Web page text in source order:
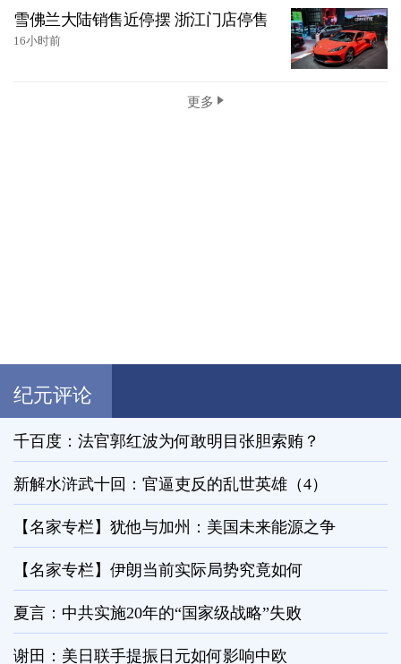
雪佛兰大陆销售近停摆 浙江门店停售
16小时前
更多
纪元评论
千百度：法官郭红波为何敢明目张胆索贿？
新解水浒武十回：官逼吏反的乱世英雄（4）
【名家专栏】犹他与加州：美国未来能源之争
【名家专栏】伊朗当前实际局势究竟如何
夏言：中共实施20年的“国家级战略”失败
谢田：美日联手提振日元如何影响中欧